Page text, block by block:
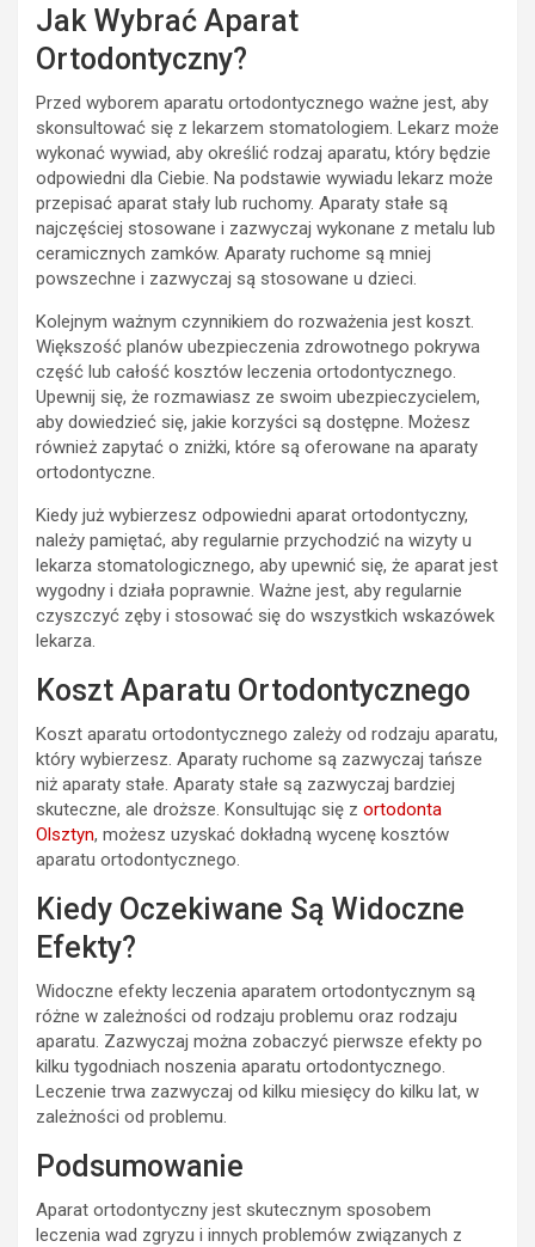
Jak Wybrać Aparat
Ortodontyczny?
Przed wyborem aparatu ortodontycznego ważne jest, aby
skonsultować się z lekarzem stomatologiem. Lekarz może
wykonać wywiad, aby określić rodzaj aparatu, który będzie
odpowiedni dla Ciebie. Na podstawie wywiadu lekarz może
przepisać aparat stały lub ruchomy. Aparaty stałe są
najczęściej stosowane i zazwyczaj wykonane z metalu lub
ceramicznych zamków. Aparaty ruchome są mniej
powszechne i zazwyczaj są stosowane u dzieci.
Kolejnym ważnym czynnikiem do rozważenia jest koszt.
Większość planów ubezpieczenia zdrowotnego pokrywa
część lub całość kosztów leczenia ortodontycznego.
Upewnij się, że rozmawiasz ze swoim ubezpieczycielem,
aby dowiedzieć się, jakie korzyści są dostępne. Możesz
również zapytać o zniżki, które są oferowane na aparaty
ortodontyczne.
Kiedy już wybierzesz odpowiedni aparat ortodontyczny,
należy pamiętać, aby regularnie przychodzić na wizyty u
lekarza stomatologicznego, aby upewnić się, że aparat jest
wygodny i działa poprawnie. Ważne jest, aby regularnie
czyszczyć zęby i stosować się do wszystkich wskazówek
lekarza.
Koszt Aparatu Ortodontycznego
Koszt aparatu ortodontycznego zależy od rodzaju aparatu,
który wybierzesz. Aparaty ruchome są zazwyczaj tańsze
niż aparaty stałe. Aparaty stałe są zazwyczaj bardziej
skuteczne, ale droższe. Konsultując się z ortodonta
Olsztyn, możesz uzyskać dokładną wycenę kosztów
aparatu ortodontycznego.
Kiedy Oczekiwane Są Widoczne
Efekty?
Widoczne efekty leczenia aparatem ortodontycznym są
różne w zależności od rodzaju problemu oraz rodzaju
aparatu. Zazwyczaj można zobaczyć pierwsze efekty po
kilku tygodniach noszenia aparatu ortodontycznego.
Leczenie trwa zazwyczaj od kilku miesięcy do kilku lat, w
zależności od problemu.
Podsumowanie
Aparat ortodontyczny jest skutecznym sposobem
leczenia wad zgryzu i innych problemów związanych z